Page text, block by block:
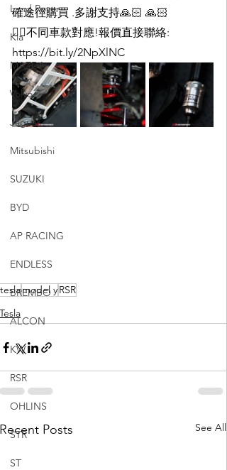
Land Rover
Kia
MAZDA
Volvo
Jaguar
Mitsubishi
SUZUKI
BYD
AP RACING
ENDLESS
BREMBO
ALCON
KW
RSR
OHLINS
STR
ST
確途徑購買 .多謝支持🙏🏻 🙏🏻
👉🏻不同車款對應!報價直接聯絡:
https://bit.ly/2NpXlNC
teslamodel yRSR
Tesla
Recent Posts See All